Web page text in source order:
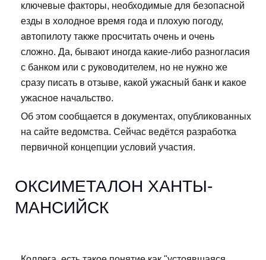
ключевые факторы, необходимые для безопасной
езды в холодное время года и плохую погоду,
автопилоту также просчитать очень и очень
сложно. Да, бывают иногда какие-либо разногласия
с банком или с руководителем, но не нужно же
сразу писать в отзыве, какой ужасный банк и какое
ужасное начальство.
Об этом сообщается в документах, опубликованных
на сайте ведомства. Сейчас ведётся разработка
первичной концепции условий участия.
ОКСИМЕТАЛОН ХАНТЫ-
МАНСИЙСК